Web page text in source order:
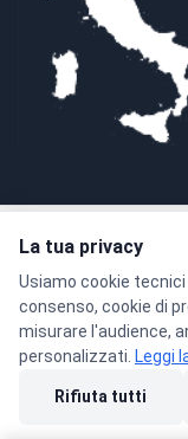
Pagamenti
Privacy Policy Condizioni
La tua privacy
Usiamo cookie
consenso, cookie di
misurare l'audience,
personalizzati. Leggi
Rifiuta tutti